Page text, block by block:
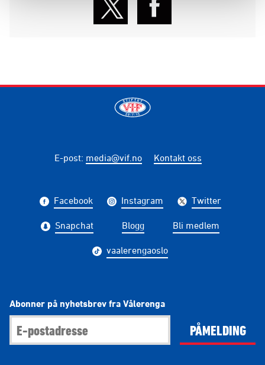
E-post: media@vif.no Kontakt oss
Facebook Instagram Twitter
Snapchat Blogg Bli medlem
vaalerengaoslo
Abonner på nyhetsbrev fra Vålerenga
PÅMELDING